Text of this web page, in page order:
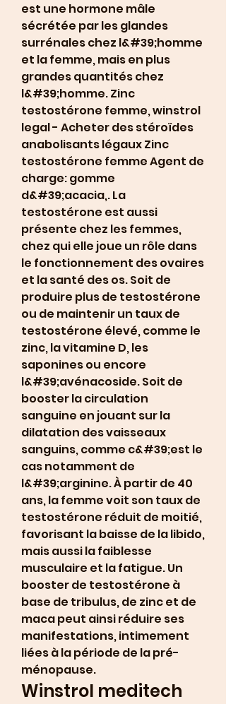
est une hormone mâle
sécrétée par les glandes
surrénales chez l&#39;homme
et la femme, mais en plus
grandes quantités chez
l&#39;homme. Zinc
testostérone femme, winstrol
legal - Acheter des stéroïdes
anabolisants légaux Zinc
testostérone femme Agent de
charge: gomme
d&#39;acacia,. La
testostérone est aussi
présente chez les femmes,
chez qui elle joue un rôle dans
le fonctionnement des ovaires
et la santé des os. Soit de
produire plus de testostérone
ou de maintenir un taux de
testostérone élevé, comme le
zinc, la vitamine D, les
saponines ou encore
l&#39;avénacoside. Soit de
booster la circulation
sanguine en jouant sur la
dilatation des vaisseaux
sanguins, comme c&#39;est le
cas notamment de
l&#39;arginine. À partir de 40
ans, la femme voit son taux de
testostérone réduit de moitié,
favorisant la baisse de la libido,
mais aussi la faiblesse
musculaire et la fatigue. Un
booster de testostérone à
base de tribulus, de zinc et de
maca peut ainsi réduire ses
manifestations, intimement
liées à la période de la pré-
ménopause.
Winstrol meditech